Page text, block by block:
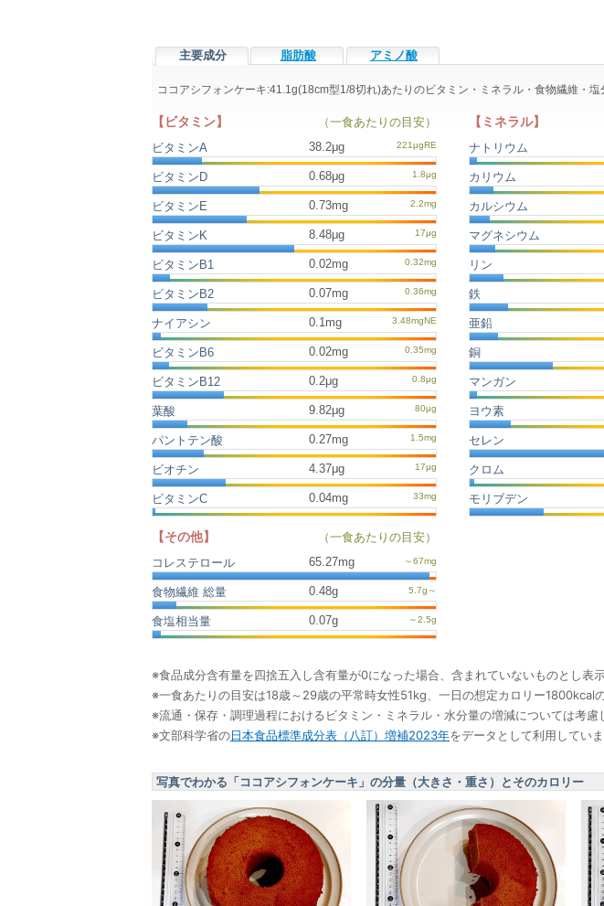
主要成分 脂肪酸 アミノ酸
ココアシフォンケーキ:41.1g(18cm型1/8切れ)あたりのビタミン・ミネラル・食物繊維・塩
【ビタミン】
（一食あたりの目安）
ビタミンA
38.2μg
ビタミンD 0.68μg
ビタミンE 0.73mg
ビタミンK 8.48μg
ビタミンB1 0.02mg
ビタミンB2 0.07mg
ナイアシン 0.1mg
ビタミンB6 0.02mg
ビタミンB12 0.2μg
葉酸 9.82μg
パントテン酸 0.27mg
ビオチン 4.37μg
ビタミンC 0.04mg
【ミネラル】
ナトリウム
カリウム
カルシウム
マグネシウム
リン
鉄
亜鉛
銅
マンガン
ヨウ素
セレン
クロム
モリブデン
【その他】
（一食あたりの目安）
コレステロール
65.27mg
食物繊維 総量 0.48g
食塩相当量 0.07g
※食品成分含有量を四捨五入し含有量が0になった場合、含まれていないものとし表示
※一食あたりの目安は18歳～29歳の平常時女性51kg、一日の想定カロリー1800kcal
※流通・保存・調理過程におけるビタミン・ミネラル・水分量の増減については考慮
※文部科学省の日本食品標準成分表（八訂）増補2023年をデータとして利用していま
写真でわかる「ココアシフォンケーキ」の分量（大きさ・重さ）とそのカロリー